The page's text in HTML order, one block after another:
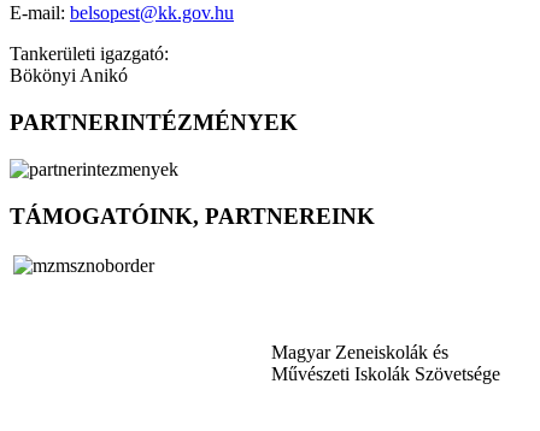
E-mail: belsopest@kk.gov.hu
Tankerületi igazgató:
Bökönyi Anikó
PARTNERINTÉZMÉNYEK
TÁMOGATÓINK, PARTNEREINK
Magyar Zeneiskolák és
Művészeti Iskolák Szövetsége